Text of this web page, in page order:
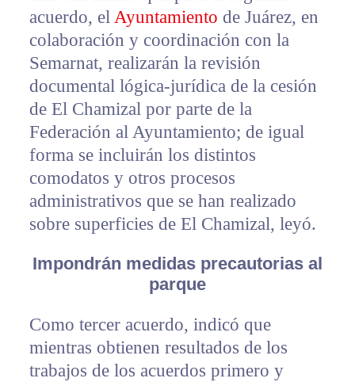
acuerdo, el Ayuntamiento de Juárez, en
colaboración y coordinación con la
Semarnat, realizarán la revisión
documental lógica-jurídica de la cesión
de El Chamizal por parte de la
Federación al Ayuntamiento; de igual
forma se incluirán los distintos
comodatos y otros procesos
administrativos que se han realizado
sobre superficies de El Chamizal, leyó.
Impondrán medidas precautorias al
parque
Como tercer acuerdo, indicó que
mientras obtienen resultados de los
trabajos de los acuerdos primero y